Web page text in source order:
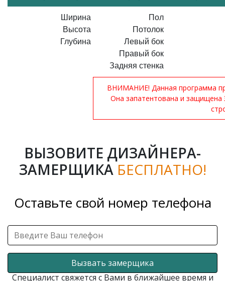
Ширина
Высота
Глубина
Пол
Потолок
Левый бок
Правый бок
Задняя стенка
ВНИМАНИЕ! Данная программа
Она запатентована и
ВЫЗОВИТЕ ДИЗАЙНЕРА-
ЗАМЕРЩИКА БЕСПЛАТНО!
Оставьте свой номер телефона
Вызвать замерщика
Специалист свяжется с Вами в ближайшее время и